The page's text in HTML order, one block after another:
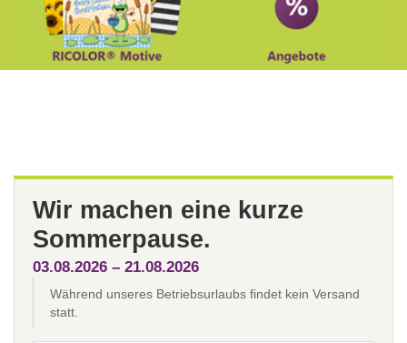
Wir machen eine kurze
Sommerpause.
03.08.2026 – 21.08.2026
Während unseres Betriebsurlaubs findet kein Versand
statt.